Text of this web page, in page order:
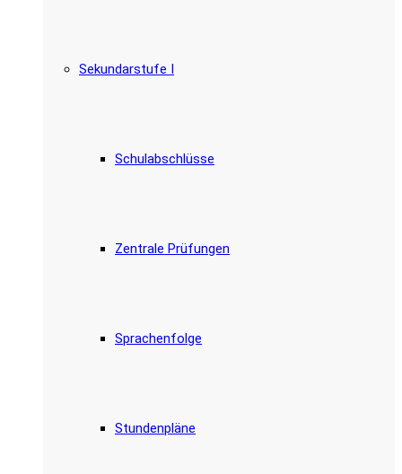
Sekundarstufe I
Schulabschlüsse
Zentrale Prüfungen
Sprachenfolge
Stundenpläne